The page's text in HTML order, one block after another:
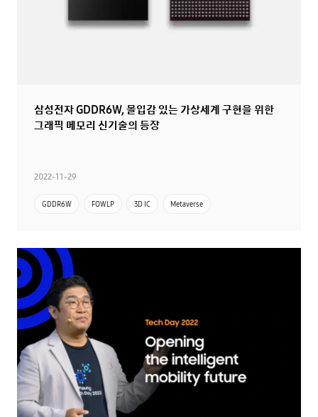
삼성전자 GDDR6W, 몰입감 있는 가상세계 구현을 위한
그래픽 메모리 신기술의 등장
2022-11-29
GDDR6W FOWLP 3D IC Metaverse